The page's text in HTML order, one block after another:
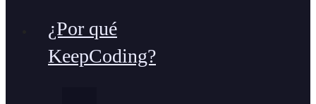
¿Por qué
KeepCoding?